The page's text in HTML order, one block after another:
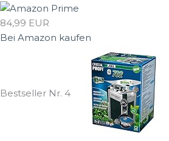
84,99 EUR
Bei Amazon kaufen
Bestseller Nr. 4